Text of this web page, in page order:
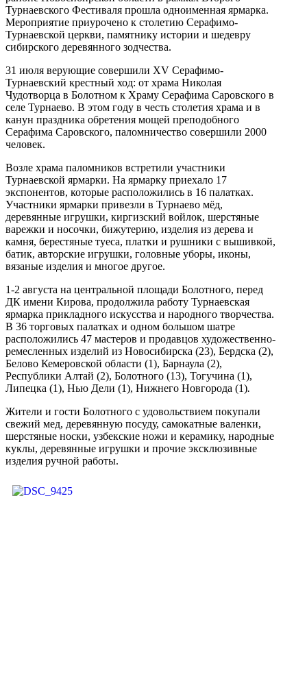
Турнаевского Фестиваля прошла одноименная ярмарка.
Мероприятие приурочено к столетию Серафимо-
Турнаевской церкви, памятнику истории и шедевру
сибирского деревянного зодчества.
31 июля верующие совершили XV Серафимо-
Турнаевский крестный ход: от храма Николая
Чудотворца в Болотном к Храму Серафима Саровского в
селе Турнаево. В этом году в честь столетия храма и в
канун праздника обретения мощей преподобного
Серафима Саровского, паломничество совершили 2000
человек.
Возле храма паломников встретили участники
Турнаевской ярмарки. На ярмарку приехало 17
экспонентов, которые расположились в 16 палатках.
Участники ярмарки привезли в Турнаево мёд,
деревянные игрушки, киргизский войлок, шерстяные
варежки и носочки, бижутерию, изделия из дерева и
камня, берестяные туеса, платки и рушники с вышивкой,
батик, авторские игрушки, головные уборы, иконы,
вязаные изделия и многое другое.
1-2 августа на центральной площади Болотного, перед
ДК имени Кирова, продолжила работу Турнаевская
ярмарка прикладного искусства и народного творчества.
В 36 торговых палатках и одном большом шатре
расположились 47 мастеров и продавцов художественно-
ремесленных изделий из Новосибирска (23), Бердска (2),
Белово Кемеровской области (1), Барнаула (2),
Республики Алтай (2), Болотного (13), Тогучина (1),
Липецка (1), Нью Дели (1), Нижнего Новгорода (1).
Жители и гости Болотного с удовольствием покупали
свежий мед, деревянную посуду, самокатные валенки,
шерстяные носки, узбекские ножи и керамику, народные
куклы, деревянные игрушки и прочие эксклюзивные
изделия ручной работы.